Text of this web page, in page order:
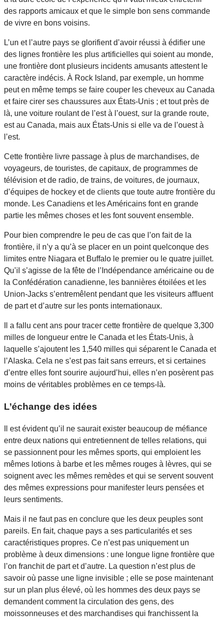
des rapports amicaux et que le simple bon sens commande
de vivre en bons voisins.
L’un et l’autre pays se glorifient d’avoir réussi à édifier une
des lignes frontière les plus artificielles qui soient au monde,
une frontière dont plusieurs incidents amusants attestent le
caractère indécis. À Rock Island, par exemple, un homme
peut en même temps se faire couper les cheveux au Canada
et faire cirer ses chaussures aux États-Unis ; et tout près de
là, une voiture roulant de l’est à l’ouest, sur la grande route,
est au Canada, mais aux États-Unis si elle va de l’ouest à
l’est.
Cette frontière livre passage à plus de marchandises, de
voyageurs, de touristes, de capitaux, de programmes de
télévision et de radio, de trains, de voitures, de journaux,
d’équipes de hockey et de clients que toute autre frontière du
monde. Les Canadiens et les Américains font en grande
partie les mêmes choses et les font souvent ensemble.
Pour bien comprendre le peu de cas que l’on fait de la
frontière, il n’y a qu’à se placer en un point quelconque des
limites entre Niagara et Buffalo le premier ou le quatre juillet.
Qu’il s’agisse de la fête de l’Indépendance américaine ou de
la Confédération canadienne, les bannières étoilées et les
Union-Jacks s’entremêlent pendant que les visiteurs affluent
de part et d’autre sur les ponts internationaux.
Il a fallu cent ans pour tracer cette frontière de quelque 3,300
milles de longueur entre le Canada et les États-Unis, à
laquelle s’ajoutent les 1,540 milles qui séparent le Canada et
l’Alaska. Cela ne s’est pas fait sans erreurs, et si certaines
d’entre elles font sourire aujourd’hui, elles n’en posèrent pas
moins de véritables problèmes en ce temps-là.
L’échange des idées
Il est évident qu’il ne saurait exister beaucoup de méfiance
entre deux nations qui entretiennent de telles relations, qui
se passionnent pour les mêmes sports, qui emploient les
mêmes lotions à barbe et les mêmes rouges à lèvres, qui se
soignent avec les mêmes remèdes et qui se servent souvent
des mêmes expressions pour manifester leurs pensées et
leurs sentiments.
Mais il ne faut pas en conclure que les deux peuples sont
pareils. En fait, chaque pays a ses particularités et ses
caractéristiques propres. Ce n’est pas uniquement un
problème à deux dimensions : une longue ligne frontière que
l’on franchit de part et d’autre. La question n’est plus de
savoir où passe une ligne invisible ; elle se pose maintenant
sur un plan plus élevé, où les hommes des deux pays se
demandent comment la circulation des gens, des
moissonneuses et des marchandises qui franchissent la